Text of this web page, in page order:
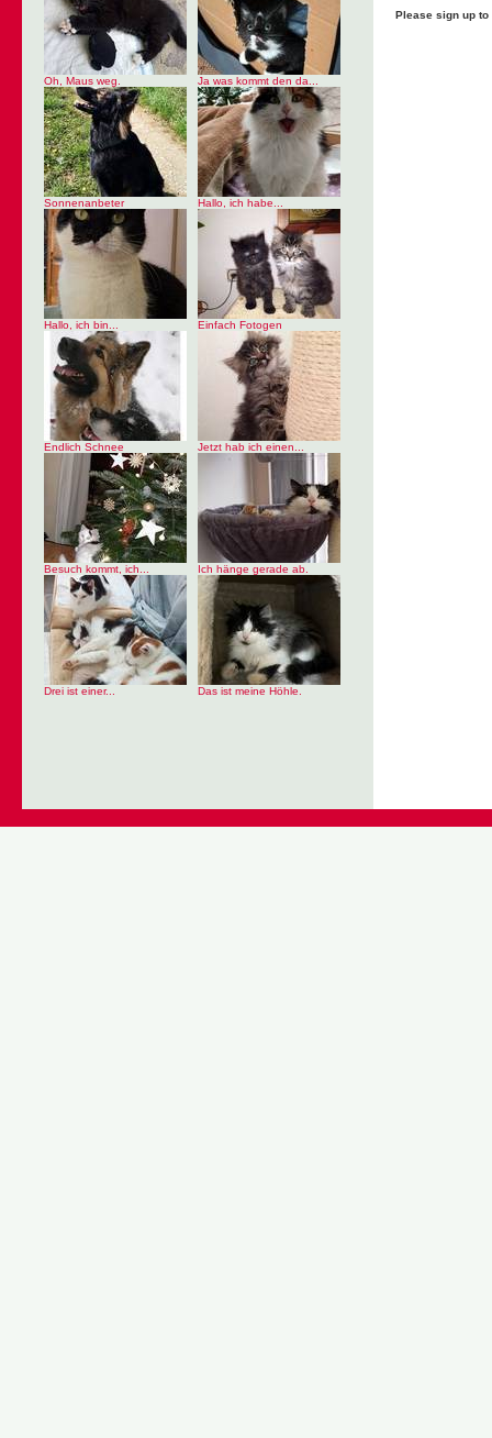
Oh, Maus weg. Ja was kommt den da...
Sonnenanbeter Hallo, ich habe...
Hallo, ich bin... Einfach Fotogen
Endlich Schnee Jetzt hab ich einen...
Besuch kommt, ich... Ich hänge gerade ab.
Drei ist einer... Das ist meine Höhle.
Please sign up to